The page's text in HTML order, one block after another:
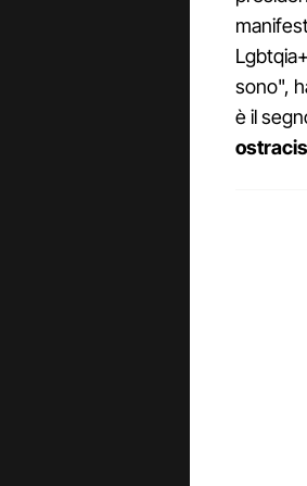
sono",
è il